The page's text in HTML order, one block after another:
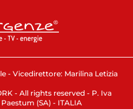
- Vicedirettore: Marilina Letizia
- All rights reserved - P. Iva
(SA) - ITALIA